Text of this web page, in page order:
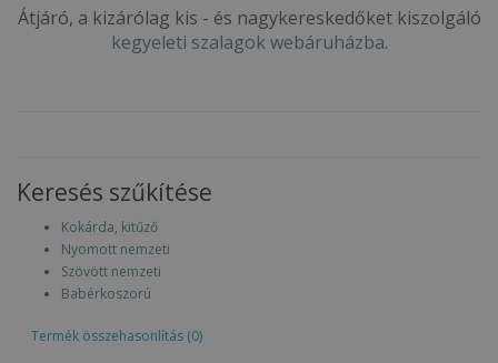
Átjáró, a kizárólag kis - és nagykereskedőket kiszolgáló
kegyeleti szalagok webáruházba.
Keresés szűkítése
Kokárda, kitűző
Nyomott nemzeti
Szövött nemzeti
Babérkoszorú
Termék összehasonlítás (0)